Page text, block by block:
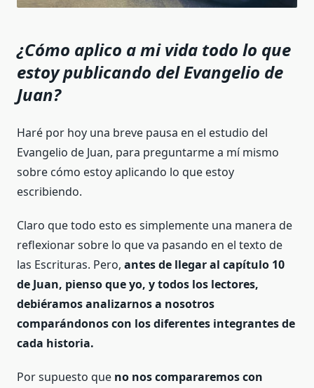
¿Cómo aplico a mi vida todo lo que
estoy publicando del Evangelio de
Juan?
Haré por hoy una breve pausa en el estudio del
Evangelio de Juan, para preguntarme a mí mismo
sobre cómo estoy aplicando lo que estoy
escribiendo.
Claro que todo esto es simplemente una manera de
reflexionar sobre lo que va pasando en el texto de
las Escrituras. Pero, antes de llegar al capítulo 10
de Juan, pienso que yo, y todos los lectores,
debiéramos analizarnos a nosotros
comparándonos con los diferentes integrantes de
cada historia.
Por supuesto que no nos compararemos con